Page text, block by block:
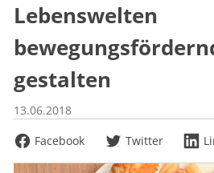
Lebenswelten
gestalten
13.06.2018
Facebook
Twitter